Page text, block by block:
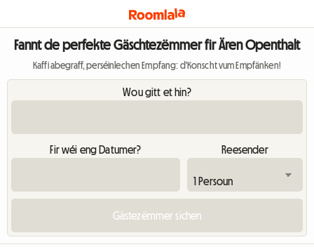
Fannt de perfekte Gäschtezëmmer fir Ären Openthalt
Kaffi abegraff, perséinlechen Empfang: d'Konscht vum Empfänken!
Wou gitt et hin?
Fir wéi eng Datumer? Reesender